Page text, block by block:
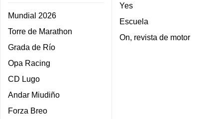
Mundial 2026
Torre de Marathon
Grada de Río
Opa Racing
CD Lugo
Andar Miudiño
Forza Breo
Yes
Escuela
On, revista de motor